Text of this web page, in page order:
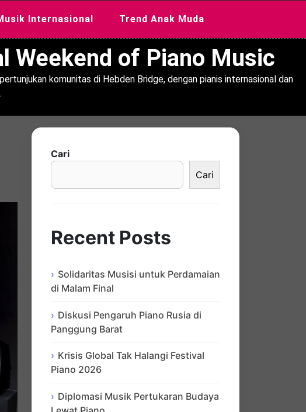
Internasional Trend Anak Muda
Weekend of Piano Music
komunitas di Hebden Bridge, dengan pianis internasional dan
Cari
Cari
Recent Posts
Solidaritas Musisi untuk Perdamaian
di Malam Final
Diskusi Pengaruh Piano Rusia di
Panggung Barat
Krisis Global Tak Halangi Festival
Piano 2026
Diplomasi Musik Pertukaran Budaya